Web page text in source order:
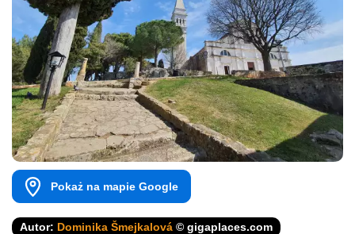
Pokaż na mapie Google
Autor: Dominika Šmejkalová © gigaplaces.com